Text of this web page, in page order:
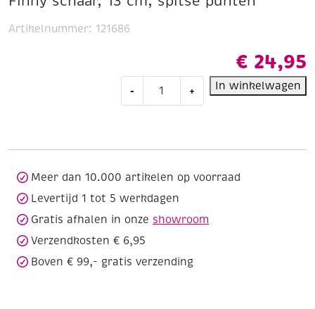
€ 24,95
-
aantal
+ In winkelwagen
Artikelnummer: 121686
Meer dan 10.000 artikelen op voorraad
Levertijd 1 tot 5 werkdagen
Gratis afhalen in onze showroom
Verzendkosten € 6,95
Boven € 99,- gratis verzending